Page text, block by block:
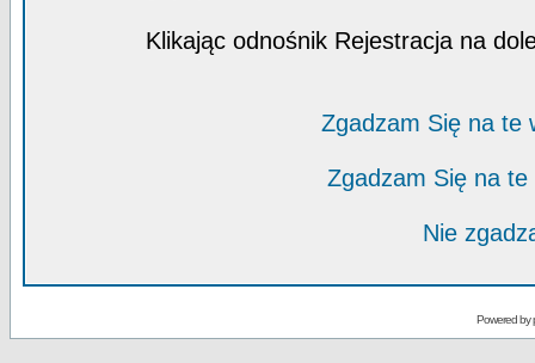
Klikając odnośnik Rejestracja na
Zgadzam Się na te
Zgadzam Się na
Nie
Powered by